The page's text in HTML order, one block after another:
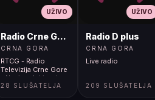
UŽIVO
Radio Crne Gore 1
CRNA GORA
RTCG - Radio
Televizija Crne Gore
- Nacionalni javni
servis
28 SLUŠATELJA
UŽIVO
Radio D plus
CRNA GORA
Live radio
209 SLUŠATELJA